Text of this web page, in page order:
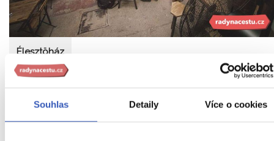
Souhlas Detaily Více o cookies
Élesztöház
Tűzoltó u. 22, 1094, Budapest
Název baru v překladu znamená kvasnice, což